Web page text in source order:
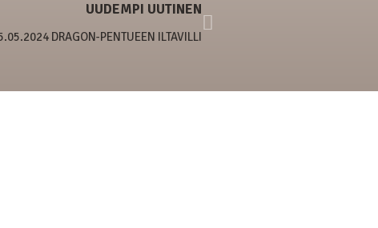
UUDEMPI UUTINEN
DRAGON-PENTUEEN ILTAVILLI